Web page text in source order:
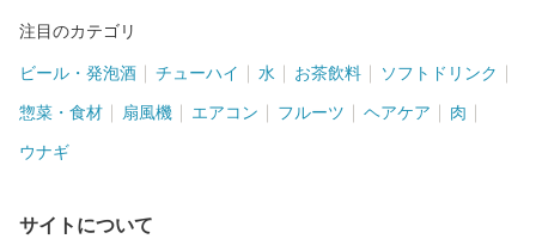
注目のカテゴリ
ビール・発泡酒 チューハイ 水 お茶飲料 ソフトドリンク
惣菜・食材 扇風機 エアコン フルーツ ヘアケア 肉
ウナギ
サイトについて